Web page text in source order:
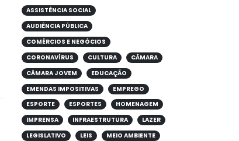
ASSISTÊNCIA SOCIAL
AUDIÊNCIA PÚBLICA
COMÉRCIOS E NEGÓCIOS
CORONAVÍRUS
CULTURA
CÂMARA
CÂMARA JOVEM
EDUCAÇÃO
EMENDAS IMPOSITIVAS
EMPREGO
ESPORTE
ESPORTES
HOMENAGEM
IMPRENSA
INFRAESTRUTURA
LAZER
LEGISLATIVO
LEIS
MEIO AMBIENTE